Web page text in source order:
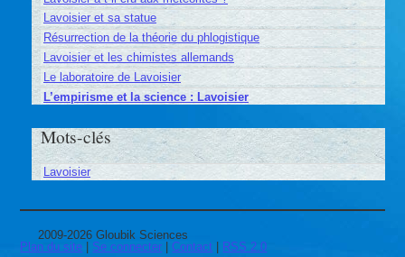
Lavoisier et sa statue
Résurrection de la théorie du phlogistique
Lavoisier et les chimistes allemands
Le laboratoire de Lavoisier
L’empirisme et la science : Lavoisier
Mots-clés
Lavoisier
2009-2026 Gloubik Sciences
Plan du site
Se connecter Contact RSS 2.0